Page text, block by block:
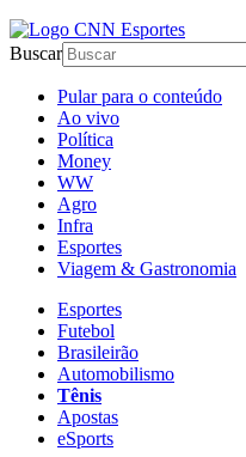
Buscar
Pular para o conteúdo
Ao vivo
Política
Money
WW
Agro
Infra
Esportes
Viagem & Gastronomia
Esportes
Futebol
Brasileirão
Automobilismo
Tênis
Apostas
eSports